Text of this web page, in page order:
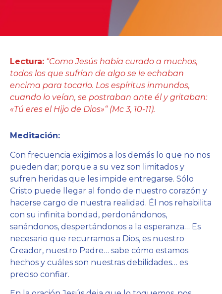
Lectura: “Como Jesús había curado a muchos,
todos los que sufrían de algo se le echaban
encima para tocarlo. Los espíritus inmundos,
cuando lo veían, se postraban ante él y gritaban:
«Tú eres el Hijo de Dios»“ (Mc 3, 10-11).
Meditación:
Con frecuencia exigimos a los demás lo que no nos
pueden dar; porque a su vez son limitados y
sufren heridas que les impide entregarse. Sólo
Cristo puede llegar al fondo de nuestro corazón y
hacerse cargo de nuestra realidad. Él nos rehabilita
con su infinita bondad, perdonándonos,
sanándonos, despertándonos a la esperanza… Es
necesario que recurramos a Dios, es nuestro
Creador, nuestro Padre… sabe cómo estamos
hechos y cuáles son nuestras debilidades… es
preciso confiar.